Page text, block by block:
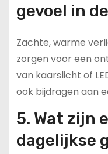
gevoel in
Zachte, warme
zorgen voor een
van kaarslicht of
ook bijdragen aan
5. Wat zijn
dagelijkse